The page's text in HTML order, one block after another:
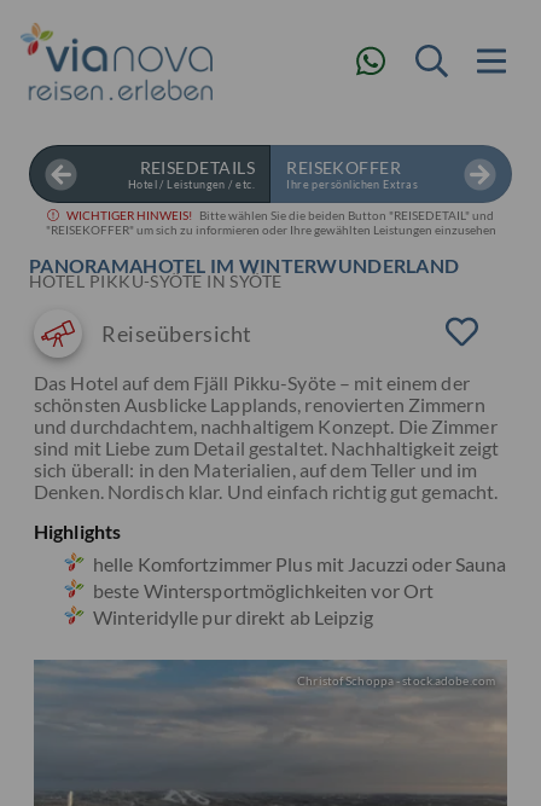
REISEDETAILS
Hotel / Leistungen / etc.
REISEKOFFER
Ihre persönlichen Extras
WICHTIGER HINWEIS!
Bitte wählen Sie die beiden Button "REISEDETAIL" und
"REISEKOFFER" um sich zu informieren oder Ihre gewählten Leistungen einzusehen
PANORAMAHOTEL IM WINTERWUNDERLAND
HOTEL PIKKU-SYÖTE IN SYÖTE
Reiseübersicht
Das Hotel auf dem Fjäll Pikku-Syöte – mit einem der
schönsten Ausblicke Lapplands, renovierten Zimmern
und durchdachtem, nachhaltigem Konzept. Die Zimmer
sind mit Liebe zum Detail gestaltet. Nachhaltigkeit zeigt
sich überall: in den Materialien, auf dem Teller und im
Denken. Nordisch klar. Und einfach richtig gut gemacht.
Highlights
helle Komfortzimmer Plus mit Jacuzzi oder Sauna
beste Wintersportmöglichkeiten vor Ort
Winteridylle pur direkt ab Leipzig
Christof Schoppa - stock.adobe.com